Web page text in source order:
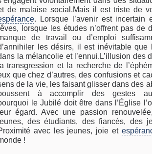
de malaise social.Mais il est triste de
. Lorsque l’avenir est incertain
lorsque les études n’offrent pas de
de travail ou d’emploi
les désirs, il est inévitable que
la mélancolie et l’ennui.L’illusion des
transgression et la recherche de
que chez d’autres, des confusions et
de la vie, les faisant glisser dans des
à accomplir des gestes
le Jubilé doit être dans l’Église
égard. Avec une passion
des étudiants, des fiancés, des
avec les jeunes, joie et
!